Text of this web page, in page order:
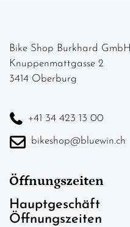
Bike Shop Burkhard GmbH
Knuppenmattgasse 2
3414 Oberburg
+41 34 423 13 00
bikeshop@bluewin.ch
Öffnungszeiten
Hauptgeschäft
Öffnungszeiten